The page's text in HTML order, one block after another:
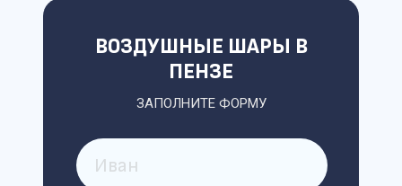
ЗАПОЛНИТЕ ФОРМУ
ВОЗДУШНЫЕ ШАРЫ В
ПЕНЗЕ